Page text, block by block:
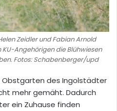
Zeidler und Fabian Arnold
Angehörigen die Blühwiesen
Fotos: Schabenberger/upd
Obstgarten des Ingolstädter
mehr gemäht. Dadurch
ein Zuhause finden